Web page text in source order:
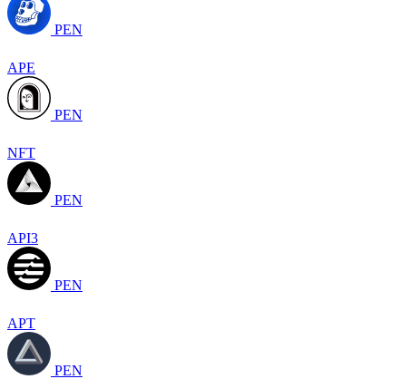
PEN
APE
PEN
NFT
PEN
API3
PEN
APT
PEN